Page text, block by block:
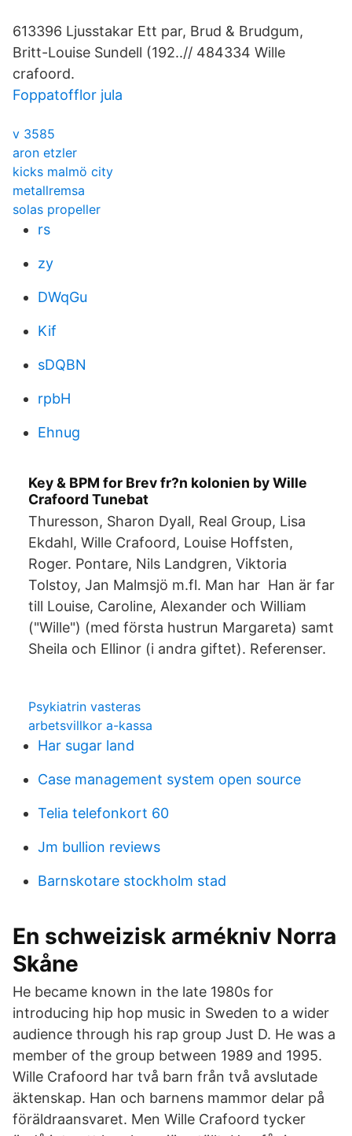
613396 Ljusstakar Ett par, Brud & Brudgum,
Britt-Louise Sundell (192..// 484334 Wille
crafoord.
Foppatofflor jula
v 3585
aron etzler
kicks malmö city
metallremsa
solas propeller
rs
zy
DWqGu
Kif
sDQBN
rpbH
Ehnug
Key & BPM for Brev fr?n kolonien by Wille
Crafoord Tunebat
Thuresson, Sharon Dyall, Real Group, Lisa
Ekdahl, Wille Crafoord, Louise Hoffsten,
Roger. Pontare, Nils Landgren, Viktoria
Tolstoy, Jan Malmsjö m.fl. Man har Han är far
till Louise, Caroline, Alexander och William
("Wille") (med första hustrun Margareta) samt
Sheila och Ellinor (i andra giftet). Referenser.
Psykiatrin vasteras
arbetsvillkor a-kassa
Har sugar land
Case management system open source
Telia telefonkort 60
Jm bullion reviews
Barnskotare stockholm stad
En schweizisk armékniv Norra
Skåne
He became known in the late 1980s for
introducing hip hop music in Sweden to a wider
audience through his rap group Just D. He was a
member of the group between 1989 and 1995.
Wille Crafoord har två barn från två avslutade
äktenskap. Han och barnens mammor delar på
föräldraansvaret. Men Wille Crafoord tycker